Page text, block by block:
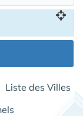
Liste des Villes